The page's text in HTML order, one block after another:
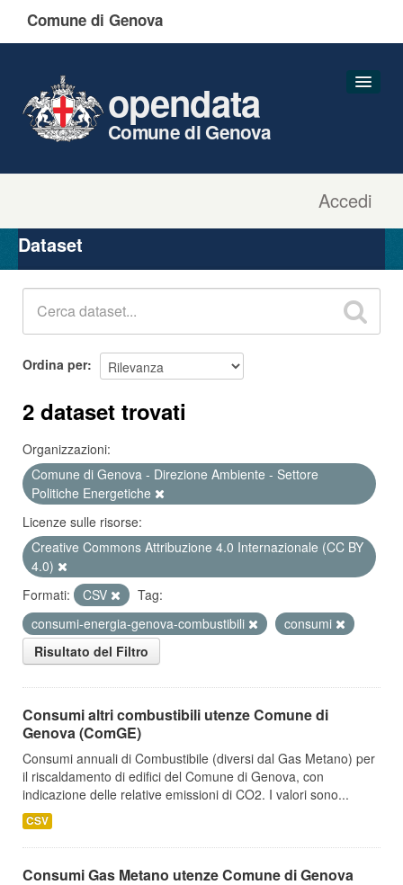
Comune di Genova
Accedi
opendata
Comune di Genova
Organizzazioni
Gruppi
Dataset
Ordina per
2 dataset trovati
Organizzazioni:
Comune di Genova - Direzione Ambiente - Settore
Politiche Energetiche
Licenze sulle risorse:
Creative Commons Attribuzione 4.0 Internazionale (CC BY
4.0)
Formati:
CSV
Tag:
consumi-energia-genova-combustibili
consumi
Risultato del Filtro
Consumi altri combustibili utenze Comune di
Genova (ComGE)
Consumi annuali di Combustibile (diversi dal Gas Metano) per
il riscaldamento di edifici del Comune di Genova, con
indicazione delle relative emissioni di CO2. I valori sono...
CSV
Consumi Gas Metano utenze Comune di Genova